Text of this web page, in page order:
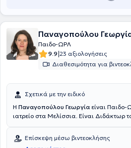
Παναγοπούλου
Παιδο-ΩΡΛ
9.9|23 αξιολογήσεις
Διαθεσιμότητα για
Σχετικά με την ειδικό
Η Παναγοπούλου Γεωργία είναι Παιδο-
ιατρείο στα Μελίσσια. Είναι Διδάκτωρ
Εθνικού και Καποδιστριακού
στην Παιδοωτορινολαρυγγολογία και
Επίσκεψη μέσω βιντεοκλήσης